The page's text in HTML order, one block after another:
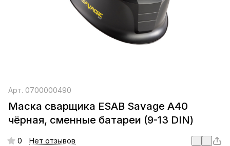
Арт. 0700000490
Маска сварщика ESAB Savage A40
чёрная, сменные батареи (9-13 DIN)
0 Нет отзывов